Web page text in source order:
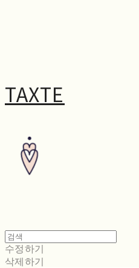
TAXTE
수정하기
삭제하기